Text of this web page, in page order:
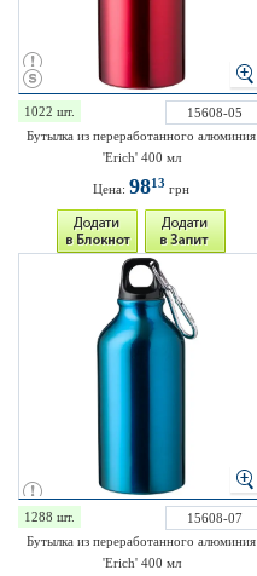
1022 шт.
15608-05
Бутылка из переработанного алюминия
'Erich' 400 мл
Цена: 9813 грн
1288 шт.
15608-07
Бутылка из переработанного алюминия
'Erich' 400 мл